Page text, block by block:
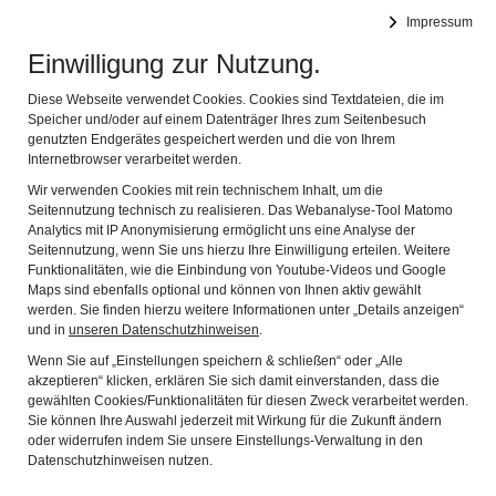
Impressum
Einwilligung zur Nutzung.
Diese Webseite verwendet Cookies. Cookies sind Textdateien, die im
Speicher und/oder auf einem Datenträger Ihres zum Seitenbesuch
genutzten Endgerätes gespeichert werden und die von Ihrem
Internetbrowser verarbeitet werden.
Wir verwenden Cookies mit rein technischem Inhalt, um die
Seitennutzung technisch zu realisieren. Das Webanalyse-Tool Matomo
Analytics mit IP Anonymisierung ermöglicht uns eine Analyse der
Seitennutzung, wenn Sie uns hierzu Ihre Einwilligung erteilen. Weitere
Funktionalitäten, wie die Einbindung von Youtube-Videos und Google
Maps sind ebenfalls optional und können von Ihnen aktiv gewählt
werden. Sie finden hierzu weitere Informationen unter „Details anzeigen“
und in unseren Datenschutzhinweisen.
Wenn Sie auf „Einstellungen speichern & schließen“ oder „Alle
akzeptieren“ klicken, erklären Sie sich damit einverstanden, dass die
gewählten Cookies/Funktionalitäten für diesen Zweck verarbeitet werden.
Sie können Ihre Auswahl jederzeit mit Wirkung für die Zukunft ändern
oder widerrufen indem Sie unsere Einstellungs-Verwaltung in den
Datenschutzhinweisen nutzen.
24.10.2024
Sonderveranstaltung
am Freitag 15.11.2024
um 19 Uhr im
Fastnachtmuseum:
„Vom süßen Duft der
Blumen des Bösen.
Mensch und Unmensch
im Spiegel der Literatur“